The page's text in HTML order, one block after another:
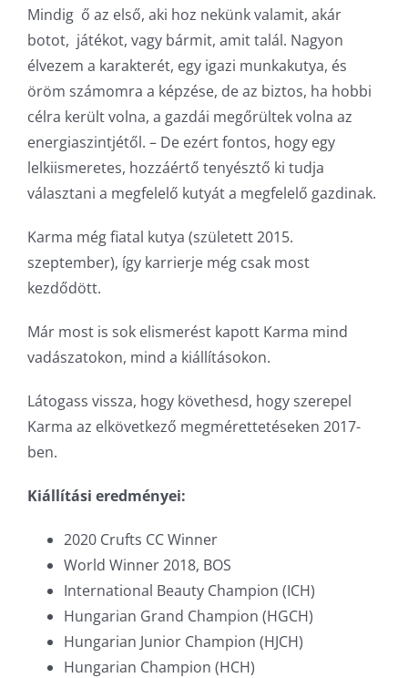
Mindig ő az első, aki hoz nekünk valamit, akár
botot, játékot, vagy bármit, amit talál. Nagyon
élvezem a karakterét, egy igazi munkakutya, és
öröm számomra a képzése, de az biztos, ha hobbi
célra került volna, a gazdái megőrültek volna az
energiaszintjétől. – De ezért fontos, hogy egy
lelkiismeretes, hozzáértő tenyésztő ki tudja
választani a megfelelő kutyát a megfelelő gazdinak.
Karma még fiatal kutya (született 2015.
szeptember), így karrierje még csak most
kezdődött.
Már most is sok elismerést kapott Karma mind
vadászatokon, mind a kiállításokon.
Látogass vissza, hogy követhesd, hogy szerepel
Karma az elkövetkező megmérettetéseken 2017-
ben.
Kiállítási eredményei:
2020 Crufts CC Winner
World Winner 2018, BOS
International Beauty Champion (ICH)
Hungarian Grand Champion (HGCH)
Hungarian Junior Champion (HJCH)
Hungarian Champion (HCH)